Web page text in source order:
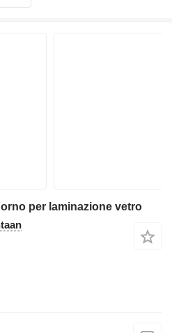
per laminazione vetro